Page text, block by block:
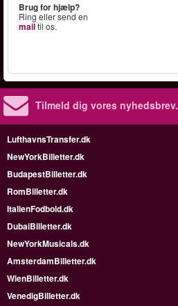
Brug for hjælp?
Ring eller send en
mailtil os.
Tilmeld dig vores nyhedsbrev.
LufthavnsTransfer.dk
NewYorkBilletter.dk
BudapestBilletter.dk
RomBilletter.dk
ItalienFodbold.dk
DubaiBilletter.dk
NewYorkMusicals.dk
AmsterdamBilletter.dk
WienBilletter.dk
VenedigBilletter.dk